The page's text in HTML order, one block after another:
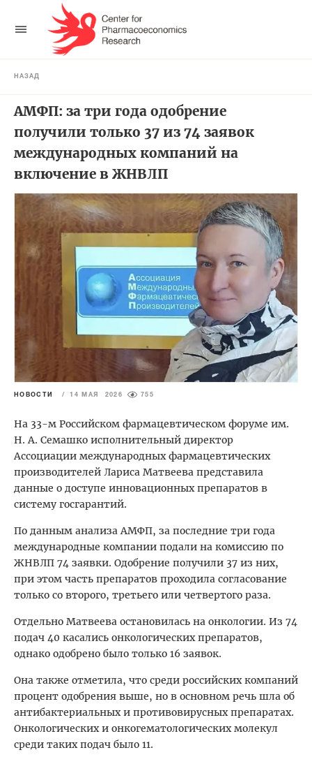
НАЗАД
АМФП: за три года одобрение
получили только 37 из 74 заявок
международных компаний на
включение в ЖНВЛП
НОВОСТИ / 14 МАЯ 2026 755
На 33-м Российском фармацевтическом форуме им.
Н. А. Семашко исполнительный директор
Ассоциации международных фармацевтических
производителей Лариса Матвеева представила
данные о доступе инновационных препаратов в
систему госгарантий.
По данным анализа АМФП, за последние три года
международные компании подали на комиссию по
ЖНВЛП 74 заявки. Одобрение получили 37 из них,
при этом часть препаратов проходила согласование
только со второго, третьего или четвертого раза.
Отдельно Матвеева остановилась на онкологии. Из 74
подач 40 касались онкологических препаратов,
однако одобрено было только 16 заявок.
Она также отметила, что среди российских компаний
процент одобрения выше, но в основном речь шла об
антибактериальных и противовирусных препаратах.
Онкологических и онкогематологических молекул
среди таких подач было 11.